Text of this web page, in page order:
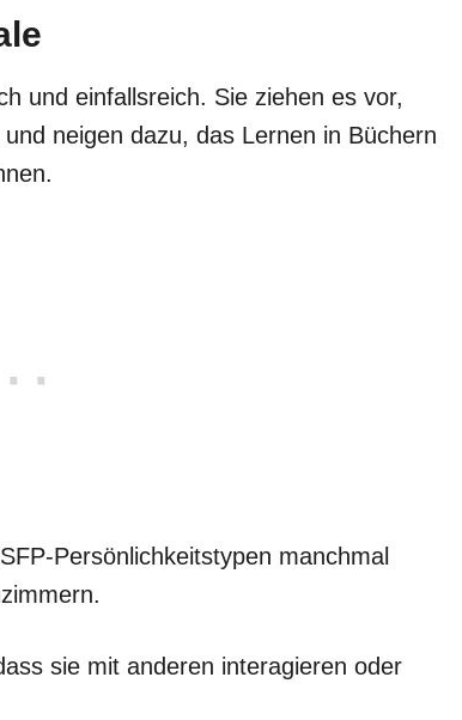
und einfallsreich. Sie ziehen es vor,
neigen dazu, das Lernen in Büchern
Persönlichkeitstypen manchmal
sie mit anderen interagieren oder